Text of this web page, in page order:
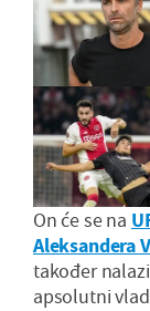
On će se na
Aleksandera
također
apsolutni